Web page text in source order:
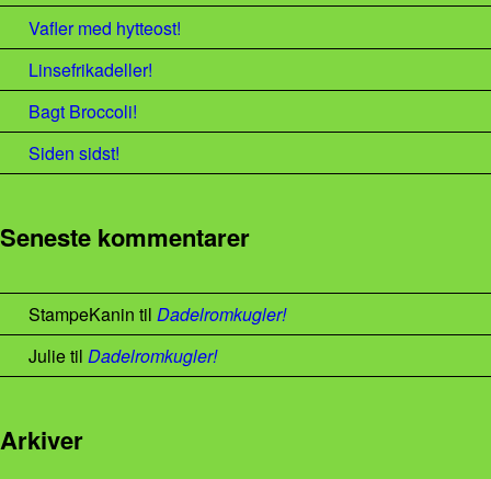
Vafler med hytteost!
Linsefrikadeller!
Bagt Broccoli!
Siden sidst!
Seneste kommentarer
StampeKanin til Dadelromkugler!
Julietil Dadelromkugler!
Arkiver